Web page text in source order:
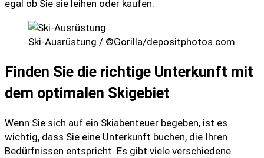
egal ob Sie sie leihen oder kaufen.
Ski-Ausrüstung / ©Gorilla/depositphotos.com
Finden Sie die richtige Unterkunft mit
dem optimalen Skigebiet
Wenn Sie sich auf ein Skiabenteuer begeben, ist es
wichtig, dass Sie eine Unterkunft buchen, die Ihren
Bedürfnissen entspricht. Es gibt viele verschiedene